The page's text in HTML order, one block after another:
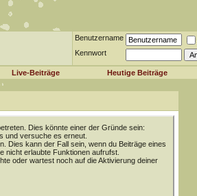
Benutzername
Kennwort
Live-Beiträge Heutige Beiträge
Dies könnte einer der Gründe sein:
und versuche es erneut.
Dies kann der Fall sein, wenn du Beiträge eines
nicht erlaubte Funktionen aufrufst.
oder wartest noch auf die Aktivierung deiner